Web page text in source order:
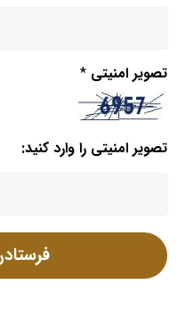
تصویر امنیتی *
تصویر امنیتی را وارد کنید: